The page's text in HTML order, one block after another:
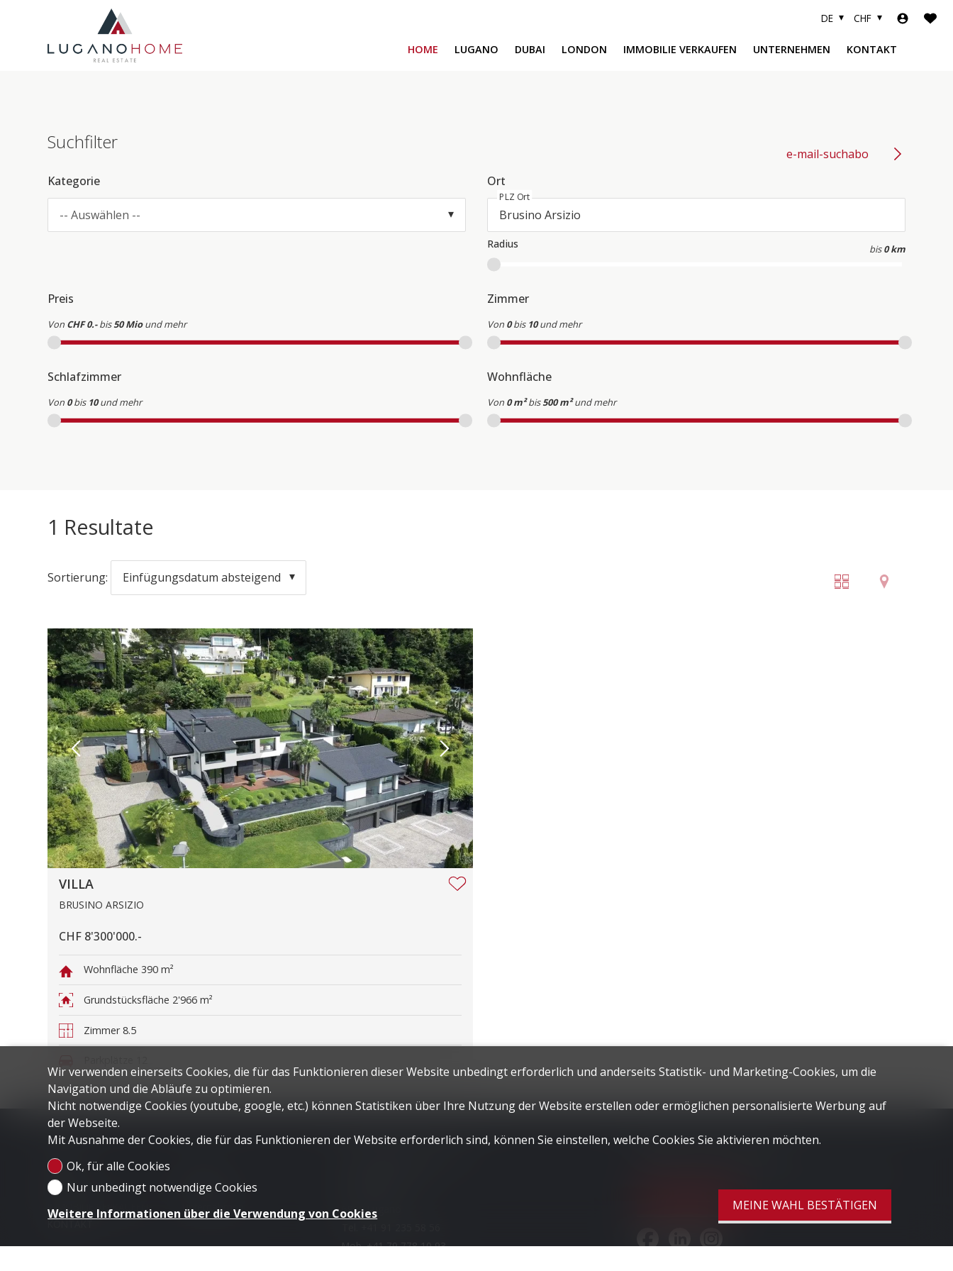
CHF
DE
HOME LUGANO
DUBAI
CHIC TOWER
MOROCCO
GEMS ESTATES
LONDON IMMOBILIE VERKAUFEN UNTERNEHMEN KONTAKT
Suchfilter
e-mail-suchabo
Kategorie
-- Auswählen --
Ort
PLZ Ort
Radius bis0 km
Preis
Von CHF 0.- bis 50 Mio und mehr
Zimmer
Von 0 bis 10 und mehr
Schlafzimmer
Von 0 bis 10 und mehr
Wohnfläche
Von 0 m² bis500 m² und mehr
1 Resultate
Sortierung: Einfügungsdatum absteigend
VILLA
BRUSINO ARSIZIO
CHF 8'300'000.-
Wohnfläche 390 m²
Grundstücksfläche 2'966 m²
Zimmer8.5
HOME
DUBAI
LONDON
IMMOBILIE VERKAUFEN
Unternehmen
KONTAKT
6900 Lugano
Mob. +41 79 778 10 93
Wir verwenden einerseits Cookies, die für das Funktionieren dieser Website unbedingt erforderlich und anderseits Statistik- und Marketing-Cookies, um die
Navigation und die Abläufe zu optimieren.
Nicht notwendige Cookies (youtube, google, etc.) können Statistiken über Ihre Nutzung der Website erstellen oder ermöglichen personalisierte Werbung auf
der Webseite.
Mit Ausnahme der Cookies, die für das Funktionieren der Website erforderlich sind, können Sie einstellen, welche Cookies Sie aktivieren möchten.
Ok, für alle Cookies
Nur unbedingt notwendige Cookies
Weitere Informationen über die Verwendung von Cookies
MEINE WAHL BESTÄTIGEN